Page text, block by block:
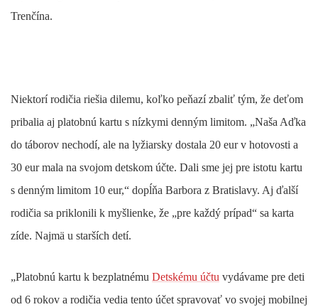
Trenčína.
Niektorí rodičia riešia dilemu, koľko peňazí zbaliť tým, že deťom
pribalia aj platobnú kartu s nízkymi denným limitom. „Naša Aďka
do táborov nechodí, ale na lyžiarsky dostala 20 eur v hotovosti a
30 eur mala na svojom detskom účte. Dali sme jej pre istotu kartu
s denným limitom 10 eur,“ dopĺňa Barbora z Bratislavy. Aj ďalší
rodičia sa priklonili k myšlienke, že „pre každý prípad“ sa karta
zíde. Najmä u starších detí.
„Platobnú kartu k bezplatnému Detskému účtu vydávame pre deti
od 6 rokov a rodičia vedia tento účet spravovať vo svojej mobilnej